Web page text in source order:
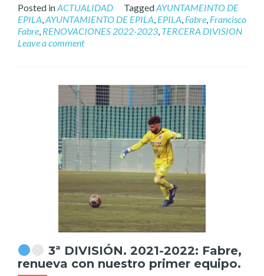
Posted inACTUALIDAD TaggedAYUNTAMEINTO DE
EPILA,AYUNTAMIENTO DE EPILA, EPILA, Fabre, Francisco
Fabre, RENOVACIONES 2022-2023, TERCERA DIVISION
Leave a comment
3ª DIVISIÓN. 2021-2022: Fabre,
renueva con nuestro primer equipo.